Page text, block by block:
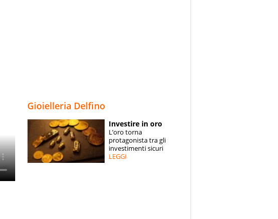
ESPERTI
CONTATTI
Gioielleria Delfino
Investire in oro
L’oro torna
protagonista tra gli
investimenti sicuri
LEGGI